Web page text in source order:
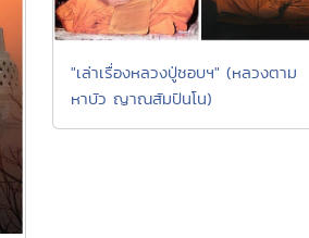
"เล่าเรื่องหลวงปู่ชอบฯ" (หลวงตาม
หาบัว ญาณสัมปันโน)